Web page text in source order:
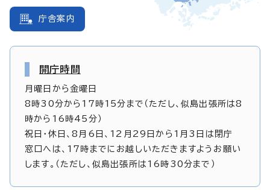
庁舎案内
開庁時間
月曜日から金曜日
8時30分から17時15分まで（ただし、似島出張所は8
時から16時45分）
祝日・休日、8月6日、12月29日から1月3日は閉庁
窓口へは、17時までにお越しいただきますようお願い
します。（ただし、似島出張所は16時30分まで）